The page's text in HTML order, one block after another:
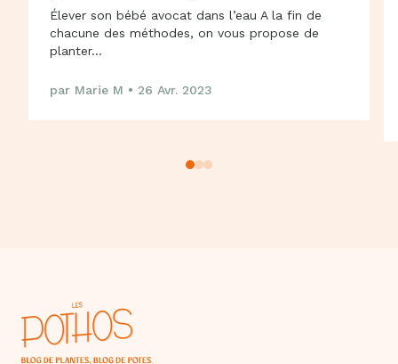
Élever son bébé avocat dans l’eau A la fin de
chacune des méthodes, on vous propose de
planter...
par Marie M • 26 Avr. 2023